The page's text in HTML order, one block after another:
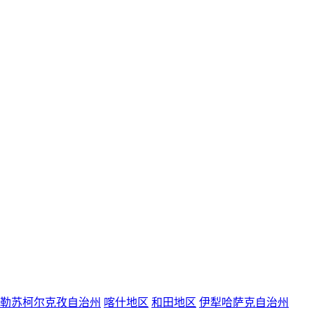
苏柯尔克孜自治州 喀什地区 和田地区 伊犁哈萨克自治州